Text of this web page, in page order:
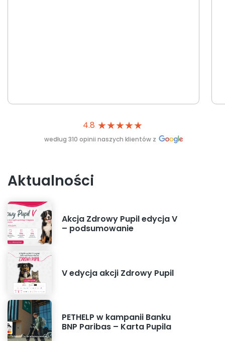
4.8 ★★★★★
według 310 opinii naszych klientów z
Aktualności
Akcja Zdrowy Pupil edycja V
– podsumowanie
V edycja akcji Zdrowy Pupil
PETHELP w kampanii Banku
BNP Paribas – Karta Pupila